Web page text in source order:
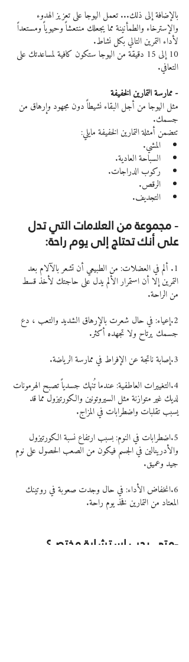
بالإضافة إلى ذلك... تعمل اليوجا على تعزيز الهدوء
والإسترخاء والطمأنينة مما يجعلك منتعشاً وحيوياً ومستعداً
لأداء التمرين التالي بكل نشاط.
10 إلى 15 دقيقة من اليوجا ستكون كافية لمساعدتك على
التعافي.
- ممارسة التمارين الخفيفة
مثل اليوجا من أجل البقاء نشيطاً دون مجهود وإرهاق من
جسمك.
تتضمن أمثلة التمارين الخفيفة مايلي:
المشي.
السباحة العادية.
ركوب الدراجات.
الرقص.
التجديف.
- مجموعة من العلامات التي تدل
على أنك تحتاج إلى يوم راحة:
1. ألم في العضلات: من الطبيعي أن تشعر بالآلام بعد
التمرين إلا أن استمرار الألم يدل على حاجتك لأخذ قسط
من الراحة.
2.إعياء: في حال شعرت بالإرهاق الشديد والتعب ، دع
جسمك يرتاح ولا تجهده أكثر.
3.إصابة ناتجة عن الإفراط في ممارسة الرياضة.
4.التغييرات العاطفية: عندما تُنهك جسدياً تصبح الهرمونات
لديك غير متوازنة مثل السيروتونين والكورتيزول مما قد
يسبب تقلبات واضطرابات في المزاج.
5.اضطرابات في النوم: بسبب ارتفاع نسبة الكورتيزول
والأدرينالين في الجسم فيكون من الصعب الحصول على نوم
جيد وعميق.
6.انخفاض الأداء: في حال وجدت صعوبة في روتينك
المعتاد من التمارين فخذ يوم راحة.
-متى يجب استشارة مختص؟